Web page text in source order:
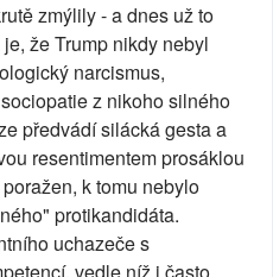
zmýlily - a dnes už to
že Trump nikdy nebyl
narcismus,
z nikoho silného
předvádí silácká gesta a
resentimentem prosáklou
k tomu nebylo
protikandidáta.
uchazeče s